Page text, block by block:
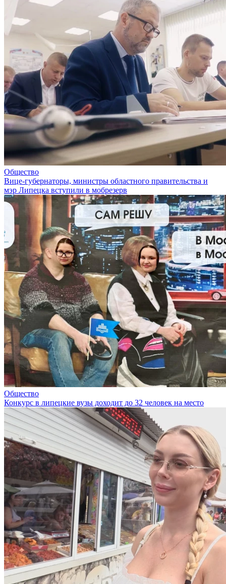
Общество
Вице-губернаторы, министры областного правительства и
мэр Липецка вступили в мобрезерв
Общество
Конкурс в липецкие вузы доходит до 32 человек на место